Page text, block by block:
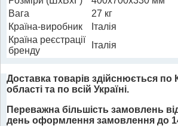
Вага
27 кг
Країна-виробник
Італія
Країна реєстрації
бренду
Італія
Доставка товарів здійснюється по
області та по всій Україні.
Переважна більшість замовлень
день оформлення замовлення до